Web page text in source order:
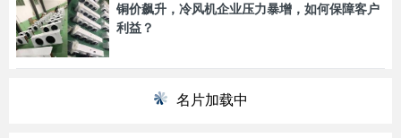
铜价飙升，冷风机企业压力暴增，如何保障客户
利益？
名片加载中